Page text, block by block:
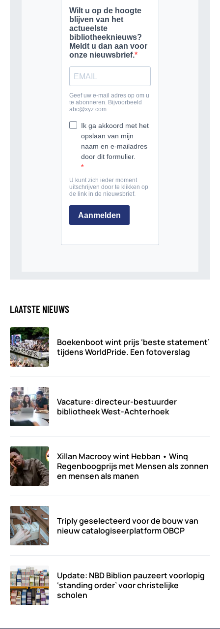
LAATSTE NIEUWS
Boekenboot wint prijs ‘beste statement’
tijdens WorldPride. Een fotoverslag
Vacature: directeur-bestuurder
bibliotheek West-Achterhoek
Xillan Macrooy wint Hebban • Winq
Regenboogprijs met Mensen als zonnen
en mensen als manen
Triply geselecteerd voor de bouw van
nieuw catalogiseerplatform OBCP
Update: NBD Biblion pauzeert voorlopig
‘standing order’ voor christelijke
scholen